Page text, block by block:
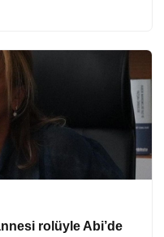
rolüyle Abi’de